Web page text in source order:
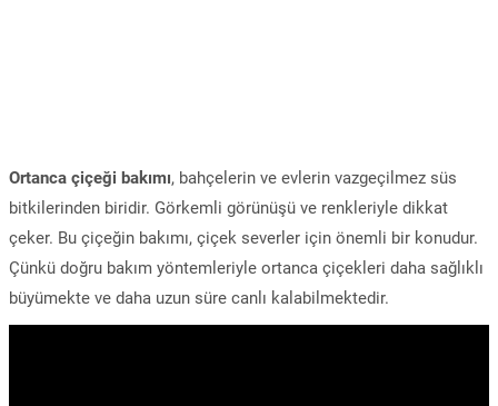
Ortanca çiçeği bakımı, bahçelerin ve evlerin vazgeçilmez süs
bitkilerinden biridir. Görkemli görünüşü ve renkleriyle dikkat
çeker. Bu çiçeğin bakımı, çiçek severler için önemli bir konudur.
Çünkü doğru bakım yöntemleriyle ortanca çiçekleri daha sağlıklı
büyümekte ve daha uzun süre canlı kalabilmektedir.